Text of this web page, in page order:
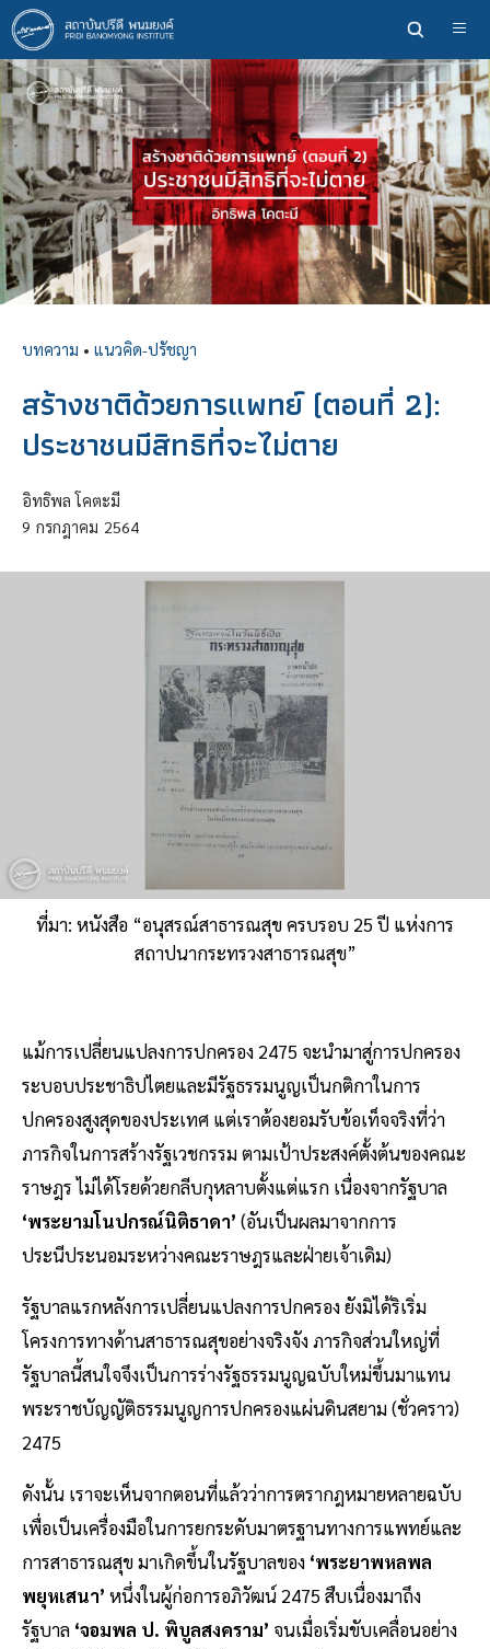
ข้าม
ไป
ยัง
เนื้อหา
หลัก
บทความ • แนวคิด-ปรัชญา
สร้างชาติด้วยการแพทย์ (ตอนที่ 2):
ประชาชนมีสิทธิที่จะไม่ตาย
อิทธิพล โคตะมี
9 กรกฎาคม 2564
ที่มา: หนังสือ “อนุสรณ์สาธารณสุข ครบรอบ 25 ปี แห่งการ
สถาปนากระทรวงสาธารณสุข”
แม้การเปลี่ยนแปลงการปกครอง 2475 จะนำมาสู่การปกครอง
ระบอบประชาธิปไตยและมีรัฐธรรมนูญเป็นกติกาในการ
ปกครองสูงสุดของประเทศ แต่เราต้องยอมรับข้อเท็จจริงที่ว่า
ภารกิจในการสร้างรัฐเวชกรรม ตามเป้าประสงค์ตั้งต้นของคณะ
ราษฎร ไม่ได้โรยด้วยกลีบกุหลาบตั้งแต่แรก เนื่องจากรัฐบาล
‘พระยามโนปกรณ์นิติธาดา’ (อันเป็นผลมาจากการ
ประนีประนอมระหว่างคณะราษฎรและฝ่ายเจ้าเดิม)
รัฐบาลแรกหลังการเปลี่ยนแปลงการปกครอง ยังมิได้ริเริ่ม
โครงการทางด้านสาธารณสุขอย่างจริงจัง ภารกิจส่วนใหญ่ที่
รัฐบาลนี้สนใจจึงเป็นการร่างรัฐธรรมนูญฉบับใหม่ขึ้นมาแทน
พระราชบัญญัติธรรมนูญการปกครองแผ่นดินสยาม (ชั่วคราว)
2475
ดังนั้น เราจะเห็นจากตอนที่แล้วว่าการตรากฎหมายหลายฉบับ
เพื่อเป็นเครื่องมือในการยกระดับมาตรฐานทางการแพทย์และ
การสาธารณสุข มาเกิดขึ้นในรัฐบาลของ ‘พระยาพหลพล
พยุหเสนา’ หนึ่งในผู้ก่อการอภิวัฒน์ 2475 สืบเนื่องมาถึง
รัฐบาล ‘จอมพล ป. พิบูลสงคราม’ จนเมื่อเริ่มขับเคลื่อนอย่าง